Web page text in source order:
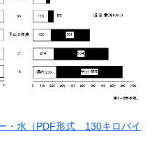
水（PDF形式 130キロバイ